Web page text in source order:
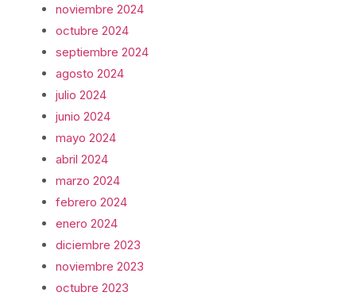
noviembre 2024
octubre 2024
septiembre 2024
agosto 2024
julio 2024
junio 2024
mayo 2024
abril 2024
marzo 2024
febrero 2024
enero 2024
diciembre 2023
noviembre 2023
octubre 2023